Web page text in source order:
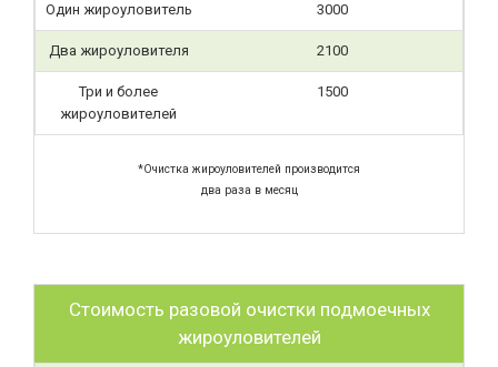
Один жироуловитель 3000
Два жироуловителя 2100
Три и более
жироуловителей
1500
*Очистка жироуловителей производится
два раза в месяц
Стоимость разовой очистки подмоечных
жироуловителей